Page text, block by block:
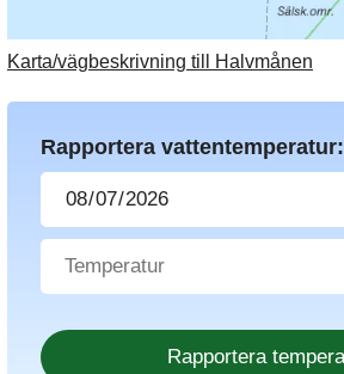
Karta/vägbeskrivning till Halvmånen
Rapportera vattentemperatur: